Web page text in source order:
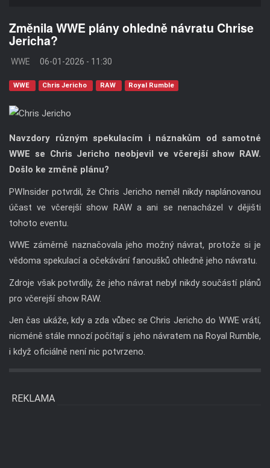
Změnila WWE plány ohledně návratu Chrise
Jericha?
WWE 06-01-2026 - 11:30
WWE Chris Jericho RAW Royal Rumble
Navzdory různým spekulacím i náznakům od samotné
WWE se Chris Jericho neobjevil ve včerejší show RAW.
Došlo ke změně plánu?
PWInsider potvrdil, že Chris Jericho neměl nikdy naplánovanou
účast ve včerejší show RAW a ani se nenacházel v dějišti
tohoto eventu.
WWE záměrně naznačovala jeho možný návrat, protože si je
vědoma spekulací a očekávání fanoušků ohledně jeho návratu.
Zdroje však potvrdily, že jeho návrat nebyl nikdy součástí plánů
pro včerejší show RAW.
Jen čas ukáže, kdy a zda vůbec se Chris Jericho do WWE vrátí,
nicméně stále mnozí počítají s jeho návratem na Royal Rumble,
i když oficiálně není nic potvrzeno.
REKLAMA